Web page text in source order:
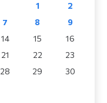
1
2
7 8
9
14 15
16
21 22
23
28 29
30